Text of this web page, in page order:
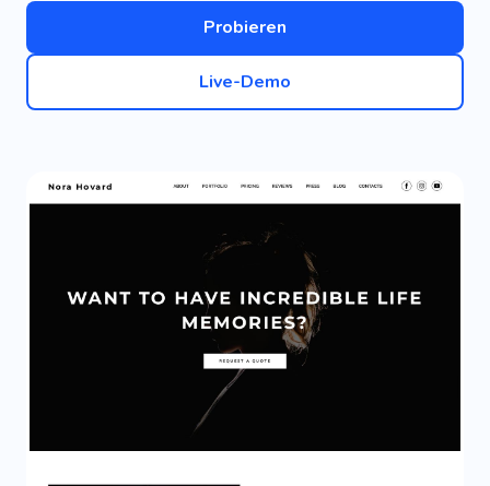
Probieren
Live-Demo